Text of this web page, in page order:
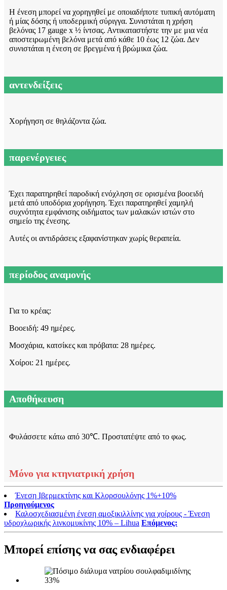
Η ένεση μπορεί να χορηγηθεί με οποιαδήποτε τυπική αυτόματη
ή μίας δόσης ή υποδερμική σύριγγα. Συνιστάται η χρήση
βελόνας 17 gauge x ½ ίντσας. Αντικαταστήστε την με μια νέα
αποστειρωμένη βελόνα μετά από κάθε 10 έως 12 ζώα. Δεν
συνιστάται η ένεση σε βρεγμένα ή βρώμικα ζώα.
αντενδείξεις
Χορήγηση σε θηλάζοντα ζώα.
παρενέργειες
Έχει παρατηρηθεί παροδική ενόχληση σε ορισμένα βοοειδή
μετά από υποδόρια χορήγηση. Έχει παρατηρηθεί χαμηλή
συχνότητα εμφάνισης οιδήματος των μαλακών ιστών στο
σημείο της ένεσης.
Αυτές οι αντιδράσεις εξαφανίστηκαν χωρίς θεραπεία.
περίοδος αναμονής
Για το κρέας:
Βοοειδή: 49 ημέρες.
Μοσχάρια, κατσίκες και πρόβατα: 28 ημέρες.
Χοίροι: 21 ημέρες.
Αποθήκευση
Φυλάσσετε κάτω από 30℃. Προστατέψτε από το φως.
Μόνο για κτηνιατρική χρήση
Ένεση Ιβερμεκτίνης και Κλορσουλόνης 1%+10%
Προηγούμενος
Καλοσχεδιασμένη ένεση αμοξικιλλίνης για χοίρους - Ένεση
υδροχλωρικής λινκομυκίνης 10% – Lihua Επόμενος:
Μπορεί επίσης να σας ενδιαφέρει